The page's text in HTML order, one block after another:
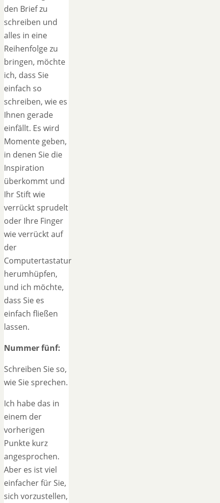
den Brief zu
schreiben und
alles in eine
Reihenfolge zu
bringen, möchte
ich, dass Sie
einfach so
schreiben, wie es
Ihnen gerade
einfällt. Es wird
Momente geben,
in denen Sie die
Inspiration
überkommt und
Ihr Stift wie
verrückt sprudelt
oder Ihre Finger
wie verrückt auf
der
Computertastatur
herumhüpfen,
und ich möchte,
dass Sie es
einfach fließen
lassen.
Nummer fünf:
Schreiben Sie so,
wie Sie sprechen.
Ich habe das in
einem der
vorherigen
Punkte kurz
angesprochen.
Aber es ist viel
einfacher für Sie,
sich vorzustellen,